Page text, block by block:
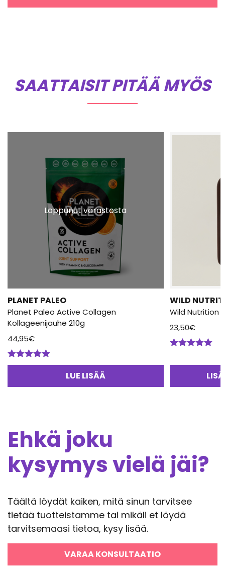
SAATTAISIT PITÄÄ MYÖS
Loppunut varastosta
PLANET PALEO
Planet Paleo Active Collagen
Kollageenijauhe 210g
44,95€
Arvostelu
LUE LISÄÄ
WILD
Wild Nutrition
23,50€
Ehkä joku
kysymys vielä jäi?
Täältä löydät kaiken, mitä sinun tarvitsee
tietää tuotteistamme tai mikäli et löydä
tarvitsemaasi tietoa, kysy lisää.
VARAA KONSULTAATIO